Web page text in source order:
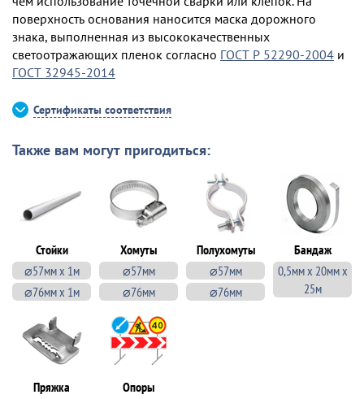
поверхность основания наносится маска дорожного
знака, выполненная из высококачественных
светоотражающих пленок согласно ГОСТ Р 52290-2004 и
ГОСТ 32945-2014
Сертификаты соответствия
Также вам могут пригодиться:
Стойки
⌀57мм х 1м
⌀76мм х 1м
Хомуты
⌀57мм
⌀76мм
Полухомуты
⌀57мм
⌀76мм
Бандаж
0,5мм х 20мм х
25м
Пряжка
Опоры